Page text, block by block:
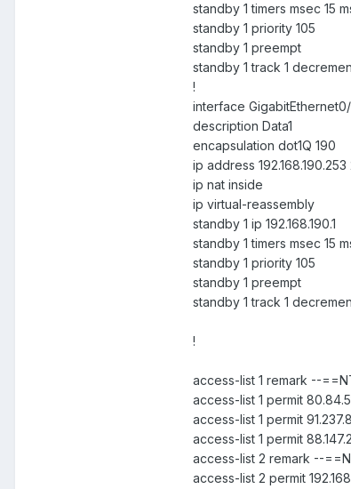
standby 1 timers msec 15
standby 1 priority 105
standby 1 preempt
standby 1 track 1
!
interface
description Data1
encapsulation dot1Q 190
ip address 192.168.190.253
ip nat inside
ip virtual-reassembly
standby 1 ip 192.168.190.1
standby 1 timers msec 15
standby 1 priority 105
standby 1 preempt
standby 1 track 1
!
access-list 1 remark --
access-list 1 permit
access-list 1 permit
access-list 1 permit
access-list 2 remark --
access-list 2 permit